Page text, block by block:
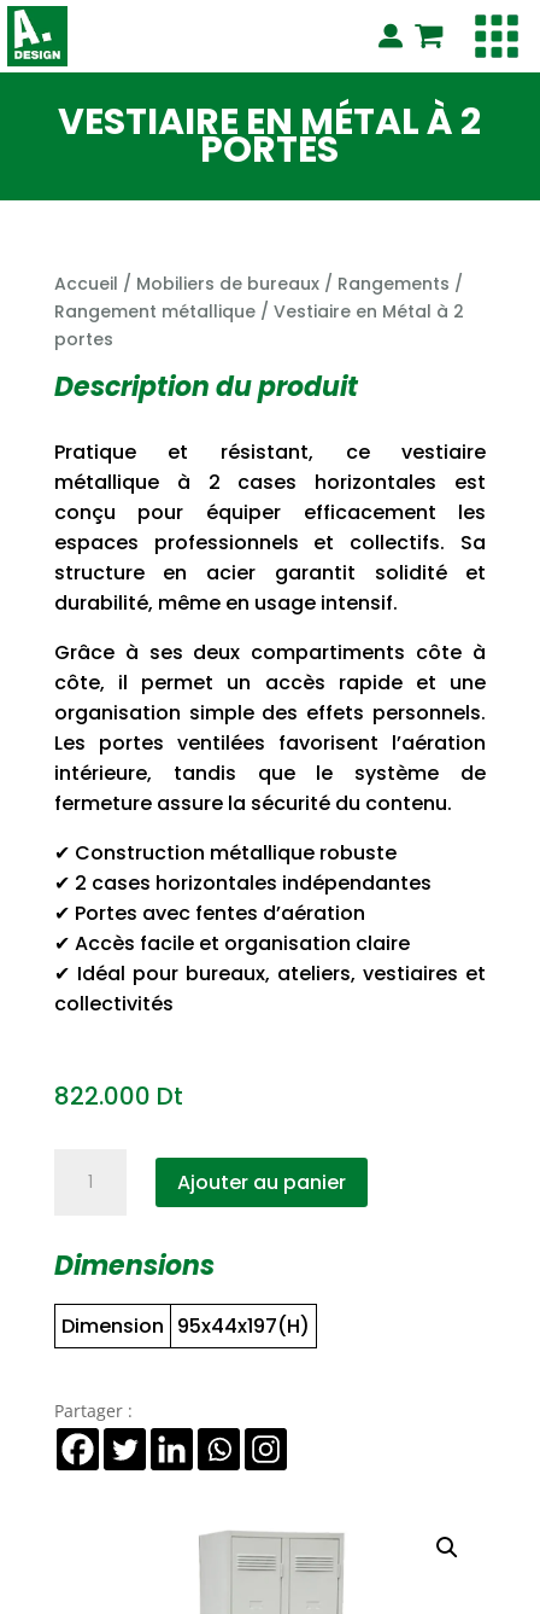
VESTIAIRE EN MÉTAL À 2
PORTES
Accueil / Mobiliers de bureaux/ Rangements /
Rangement métallique/ Vestiaire en Métal à 2
portes
Description du produit
Pratique et résistant, ce vestiaire
métallique à 2 cases horizontales est
conçu pour équiper efficacement les
espaces professionnels et collectifs. Sa
structure en acier garantit solidité et
durabilité, même en usage intensif.
Grâce à ses deux compartiments côte à
côte, il permet un accès rapide et une
organisation simple des effets personnels.
Les portes ventilées favorisent l’aération
intérieure, tandis que le système de
fermeture assure la sécurité du contenu.
✔ Construction métallique robuste
✔ 2 cases horizontales indépendantes
✔ Portes avec fentes d’aération
✔ Accès facile et organisation claire
✔ Idéal pour bureaux, ateliers, vestiaires et
collectivités
822.000 Dt
Métal
à
2
portes
Ajouter au panier
Dimensions
Dimension 95x44x197(H)
Partager :